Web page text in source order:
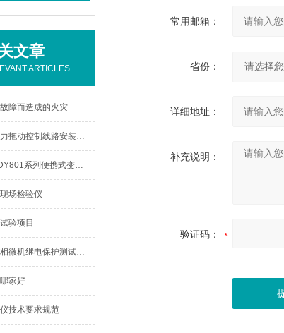
文章
ARTICLES
障而造成的火灾
电阻测量法在电力拖动控制线路安装中的应用
【端懿电气】SDY801系列便携式变频谐振升压装置
场检验仪
验项目
【端懿电气】六相微机继电保护测试仪概述
家好
技术要求规范
常用邮箱：
省份：
详细地址：
补充说明：
验证码：